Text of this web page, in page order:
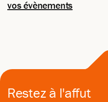
vos évènements
Restez à l'affut